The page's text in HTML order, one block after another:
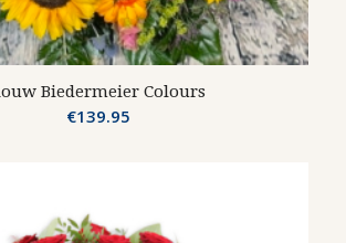
Biedermeier Colours
€139.95